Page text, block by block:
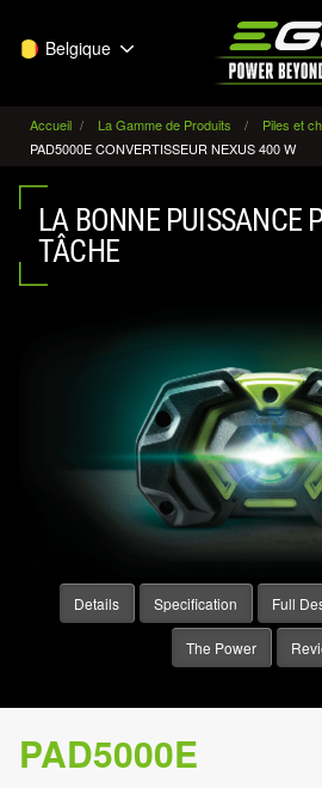
Belgique
Accueil La Gamme de Produits
Piles et
PAD5000E CONVERTISSEUR NEXUS 400 W
LA BONNE PUISSANCE
TÂCHE
Details Specification Full
The Power
PAD5000E